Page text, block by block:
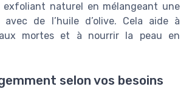
exfoliant naturel en mélangeant une
de l’huile d’olive. Cela aide à
mortes et à nourrir la peau en
selon vos besoins